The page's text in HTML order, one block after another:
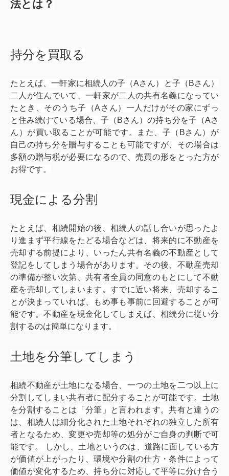
法とは？
持分を買取る
たとえば、一軒家に相続人の子（Aさん）と子（Bさん）
二人が住んでいて、一軒家が二人の共有名義になってい
たとき、そのうち子（Aさん）一人だけがその家にずっ
と住み続けている場合、子（Bさん）の持ち分を子（Aさ
ん）が買い取ることが可能です。また、子（Bさん）が
自己の持ち分を贈与することも可能ですが、その場合は
多額の贈与税が必要になるので、売買の形をとった方が
お得です。
現金による分割
たとえば、相続開始の後、相続人の話し合いが思ったよ
り進まず平行線をたどる場合などは、将来的に不動産を
売却する前提により、いったん共有名義の不動産として
登記をしてしまう場合があります。その後、不動産売却
の準備が整い次第、共有者全員の同意のもとにして不動
産を売却してしまいます。すでに近い将来、売却するこ
とが決まっていれば、もめ事も事前に回避することが可
能です。不動産を現金化してしまえば、相続分に従い分
割するのは簡単になります。
土地を分筆してしまう
相続不動産が土地になる場合、一つの土地を二つ以上に
分割してしまい共有者に配分することが可能です。土地
を分割することは「分筆」と言われます。共有と違うの
は、相続人は細分化された土地それぞれの独立した所有
者となるため、変更や売却等の処分がご自身の判断で可
能です。 しかし、土地というのは、道路に面している方
が価値が上がったり、環境や分割の仕方・条件によって
価値が変化するため、持ち分に対応して平等に分け合う